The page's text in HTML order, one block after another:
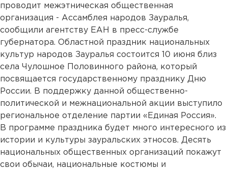
проводит межэтническая общественная
организация - Ассамблея народов Зауралья,
сообщили агентству ЕАН в пресс-службе
губернатора. Областной праздник национальных
культур народов Зауралья состоится 10 июня близ
села Чулошное Половинного района, который
посвящается государственному празднику Дню
России. В поддержку данной общественно-
политической и межнациональной акции выступило
региональное отделение партии «Единая Россия».
В программе праздника будет много интересного из
истории и культуры зауральских этносов. Десять
национальных общественных организаций покажут
свои обычаи, национальные костюмы и